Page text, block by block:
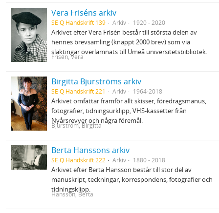
Vera Friséns arkiv
SE Q Handskrift 139 Arkiv 1920 - 2020
Arkivet efter Vera Frisén består till största delen av
hennes brevsamling (knappt 2000 brev) som via
släktingar överlämnats till Umeå universitetsbibliotek.
Frisén, Vera
Birgitta Bjurströms arkiv
SE Q Handskrift 221 Arkiv 1964-2018
Arkivet omfattar framför allt skisser, föredragsmanus,
fotografier, tidningsurklipp, VHS-kassetter från
Nyårsrevyer och några föremål.
Bjurström, Birgitta
Berta Hanssons arkiv
SE Q Handskrift 222 Arkiv 1880 - 2018
Arkivet efter Berta Hansson består till stor del av
manuskript, teckningar, korrespondens, fotografier och
tidningsklipp.
Hansson, Berta